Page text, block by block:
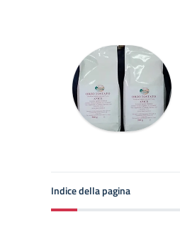
Indice della pagina